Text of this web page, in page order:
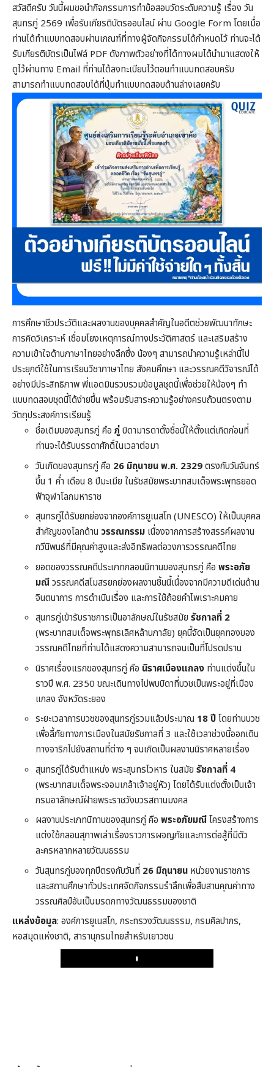
สวัสดีครับ วันนี้ผมขอนำกิจกรรมการทำข้อสอบวัดระดับความรู้ เรื่อง วัน
สุนทรภู่ 2569 เพื่อรับเกียรติบัตรออนไลน์ ผ่าน Google Form โดยเมื่อ
ท่านได้ทำแบบทดสอบผ่านเกณฑ์ที่ทางผู้จัดกิจกรรมได้กำหนดไว้ ท่านจะได้
รับเกียรติบัตรเป็นไฟล์ PDF ดังภาพตัวอย่างที่ได้ทางผมได้นำมาแสดงให้
ดูไว้ผ่านทาง Email ที่ท่านได้ลงทะเบียนไว้ตอนทำแบบทดสอบครับ
สามารถทำแบบทดสอบได้ที่ปุ่มทำแบบทดสอบด้านล่างเลยครับ
การศึกษาชีวประวัติและผลงานของบุคคลสำคัญในอดีตช่วยพัฒนาทักษะ
การคิดวิเคราะห์ เชื่อมโยงเหตุการณ์ทางประวัติศาสตร์ และเสริมสร้าง
ความเข้าใจด้านภาษาไทยอย่างลึกซึ้ง น้องๆ สามารถนำความรู้เหล่านี้ไป
ประยุกต์ใช้ในการเรียนวิชาภาษาไทย สังคมศึกษา และวรรณคดีวิจารณ์ได้
อย่างมีประสิทธิภาพ พี่แอดมินรวบรวมข้อมูลชุดนี้เพื่อช่วยให้น้องๆ ทำ
แบบทดสอบชุดนี้ได้ง่ายขึ้น พร้อมรับสาระความรู้อย่างครบถ้วนตรงตาม
วัตถุประสงค์การเรียนรู้
ชื่อเดิมของสุนทรภู่ คือ ภู่บิดามารดาตั้งชื่อนี้ให้ตั้งแต่เกิดก่อนที่
ท่านจะได้รับบรรดาศักดิ์ในเวลาต่อมา
วันเกิดของสุนทรภู่ คือ 26 มิถุนายน พ.ศ. 2329ตรงกับวันจันทร์
ขึ้น 1 ค่ำ เดือน 8 ปีมะเมีย ในรัชสมัยพระบาทสมเด็จพระพุทธยอด
ฟ้าจุฬาโลกมหาราช
สุนทรภู่ได้รับยกย่องจากองค์การยูเนสโก (UNESCO) ให้เป็นบุคคล
สำคัญของโลกด้าน วรรณกรรมเนื่องจากการสร้างสรรค์ผลงาน
กวีนิพนธ์ที่มีคุณค่าสูงและส่งอิทธิพลต่อวงการวรรณคดีไทย
ยอดของวรรณคดีประเภทกลอนนิทานของสุนทรภู่ คือ พระอภัย
มณีวรรณคดีสโมสรยกย่องผลงานชิ้นนี้เนื่องจากมีความดีเด่นด้าน
จินตนาการ การดำเนินเรื่อง และการใช้ถ้อยคำไพเราะคมคาย
สุนทรภู่เข้ารับราชการเป็นอาลักษณ์ในรัชสมัย รัชกาลที่ 2
(พระบาทสมเด็จพระพุทธเลิศหล้านภาลัย) ยุคนี้จัดเป็นยุคทองของ
วรรณคดีไทยที่ท่านได้แสดงความสามารถจนเป็นที่โปรดปราน
นิราศเรื่องแรกของสุนทรภู่ คือ นิราศเมืองแกลงท่านแต่งขึ้นใน
ราวปี พ.ศ. 2350 ขณะเดินทางไปพบบิดาที่บวชเป็นพระอยู่ที่เมือง
แกลง จังหวัดระยอง
ระยะเวลาการบวชของสุนทรภู่รวมแล้วประมาณ 18 ปีโดยท่านบวช
เพื่อลี้ภัยทางการเมืองในสมัยรัชกาลที่ 3 และใช้เวลาช่วงนี้ออกเดิน
ทางจาริกไปยังสถานที่ต่าง ๆ จนเกิดเป็นผลงานนิราศหลายเรื่อง
สุนทรภู่ได้รับตำแหน่ง พระสุนทรโวหาร ในสมัย รัชกาลที่ 4
(พระบาทสมเด็จพระจอมเกล้าเจ้าอยู่หัว) โดยได้รับแต่งตั้งเป็นเจ้า
กรมอาลักษณ์ฝ่ายพระราชวังบวรสถานมงคล
ผลงานประเภทนิทานของสุนทรภู่ คือ พระอภัยมณีโครงสร้างการ
แต่งใช้กลอนสุภาพเล่าเรื่องราวการผจญภัยและการต่อสู้ที่มีตัว
ละครหลากหลายวัฒนธรรม
วันสุนทรภู่ของทุกปีตรงกับวันที่ 26 มิถุนายนหน่วยงานราชการ
และสถานศึกษาทั่วประเทศจัดกิจกรรมรำลึกเพื่อสืบสานคุณค่าทาง
วรรณศิลป์อันเป็นมรดกทางวัฒนธรรมของชาติ
แหล่งข้อมูล: องค์การยูเนสโก, กระทรวงวัฒนธรรม, กรมศิลปากร,
หอสมุดแห่งชาติ, สารานุกรมไทยสำหรับเยาวชน
Play